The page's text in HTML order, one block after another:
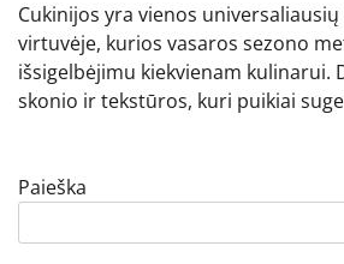
Cukinijos yra vienos
virtuvėje, kurios vasaros sezono
išsigelbėjimu kiekvienam kulinarui.
skonio ir tekstūros, kuri puikiai
Paieška